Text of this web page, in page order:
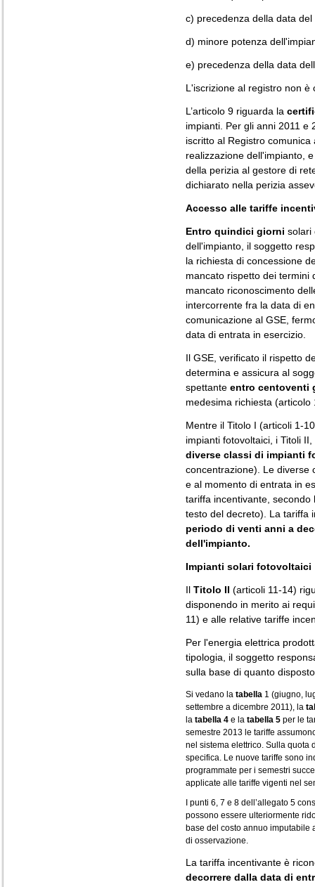
c) precedenza della data
d) minore potenza
e) precedenza della data
L'iscrizione al registro non è
L’articolo 9 riguarda la
impianti. Per gli anni 2011 e
iscritto al Registro
realizzazione dell'impianto,
della perizia al gestore di
dichiarato nella perizia
Accesso alle tariffe
Entro quindici giorni solari
dell'impianto, il soggetto
la richiesta di concessione
mancato rispetto dei termini
mancato riconoscimento
intercorrente fra la data di
comunicazione al GSE,
data di entrata in esercizio.
Il GSE, verificato il rispetto
determina e assicura al
spettante entro centoventi
medesima richiesta (articolo
Mentre il Titolo I (articoli 1-
impianti fotovoltaici, i Titoli
diverse classi di impianti
concentrazione). Le diverse
e al momento di entrata in
tariffa incentivante, secondo
testo del decreto). La tariffa
periodo di venti anni a
dell'impianto.
Impianti solari fotovoltaici
Il Titolo II (articoli 11-14)
disponendo in merito ai
11) e alle relative tariffe
Per l'energia elettrica
tipologia, il soggetto
sulla base di quanto
Si vedano la tabella 1 (giugno,
settembre a dicembre 2011), la
la tabella 4 e la tabella 5 per le
semestre 2013 le tariffe
nel sistema elettrico. Sulla quota
specifica. Le nuove tariffe sono
programmate per i semestri
applicate alle tariffe vigenti nel
I punti 6, 7 e 8 dell’allegato 5
possono essere ulteriormente
base del costo annuo imputabile
di osservazione.
La tariffa incentivante è
decorrere dalla data di